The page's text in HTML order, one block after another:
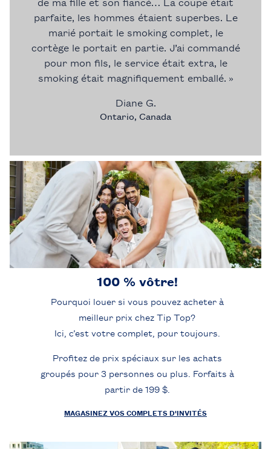
parfaite, les hommes étaient superbes. Le
marié portait le smoking complet, le
cortège le portait en partie. J’ai commandé
pour mon fils, le service était extra, le
smoking était magnifiquement emballé. »
Diane G.
Ontario, Canada
100 % vôtre!
Pourquoi louer si vous pouvez acheter à
meilleur prix chez Tip Top?
Ici, c’est votre complet, pour toujours.
Profitez de prix spéciaux sur les achats
groupés pour 3 personnes ou plus. Forfaits à
partir de 199 $.
MAGASINEZ VOS COMPLETS D'INVITÉS